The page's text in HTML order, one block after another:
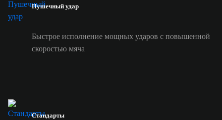
Пушечный удар
Быстрое исполнение мощных ударов с повышенной
скоростью мяча
Стандарты